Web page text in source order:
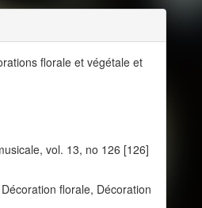
florale et végétale et
vol. 13, no 126 [126]
florale, Décoration